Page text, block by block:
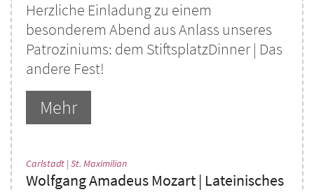
Herzliche Einladung zu einem
besonderem Abend aus Anlass unseres
Patroziniums: dem StiftsplatzDinner | Das
andere Fest!
Mehr
Carlstadt | St. Maximilian:
Wolfgang Amadeus Mozart | Lateinisches